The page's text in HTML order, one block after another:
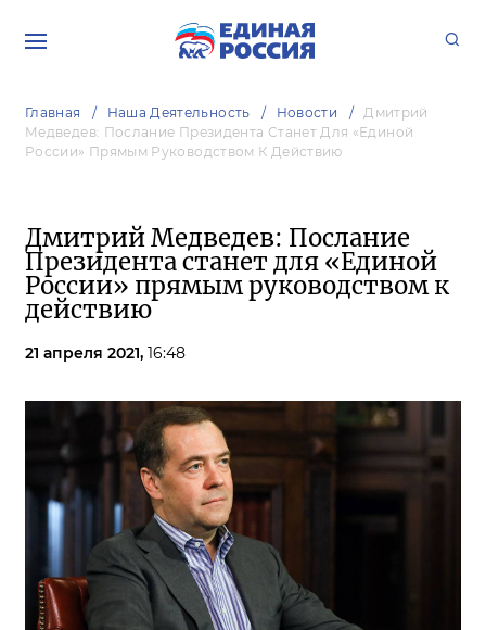
Главная Наша Деятельность Новости
Дмитрий
Медведев: Послание Президента Станет Для «Единой
России» Прямым Руководством К Действию
Дмитрий Медведев: Послание
Президента станет для «Единой
России» прямым руководством к
действию
21 апреля 2021, 16:48